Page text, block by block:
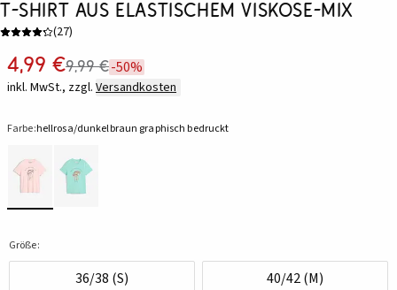
T-Shirt aus elastischem Viskose-Mix
(27)
4,99 €9,99 €-50%
inkl. MwSt., zzgl. Versandkosten
Farbe:hellrosa/dunkelbraun graphisch bedruckt
Größe:
36/38 (S) 40/42 (M)